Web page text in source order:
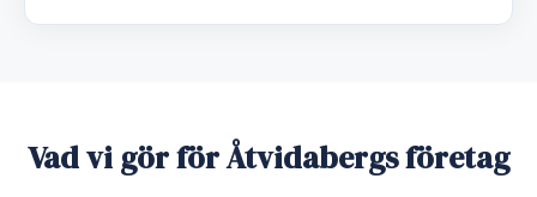
Vad vi gör för Åtvidabergs företag